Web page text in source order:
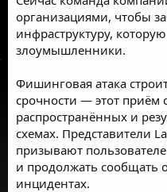
организациями, чтобы
инфраструктуру,
злоумышленники.
Фишинговая атака
срочности — этот приём
распространённых и
схемах. Представители
призывают
и продолжать сообщать
инцидентах.